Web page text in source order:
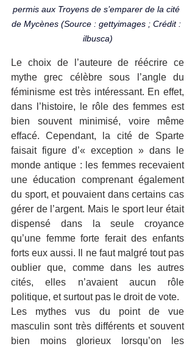
permis aux Troyens de s’emparer de la cité
de Mycènes (Source : gettyimages ; Crédit :
ilbusca)
Le choix de l’auteure de réécrire ce
mythe grec célèbre sous l’angle du
féminisme est très intéressant. En effet,
dans l’histoire, le rôle des femmes est
bien souvent minimisé, voire même
effacé. Cependant, la cité de Sparte
faisait figure d’« exception » dans le
monde antique : les femmes recevaient
une éducation comprenant également
du sport, et pouvaient dans certains cas
gérer de l’argent. Mais le sport leur était
dispensé dans la seule croyance
qu’une femme forte ferait des enfants
forts eux aussi. Il ne faut malgré tout pas
oublier que, comme dans les autres
cités, elles n’avaient aucun rôle
politique, et surtout pas le droit de vote.
Les mythes vus du point de vue
masculin sont très différents et souvent
bien moins glorieux lorsqu’on les